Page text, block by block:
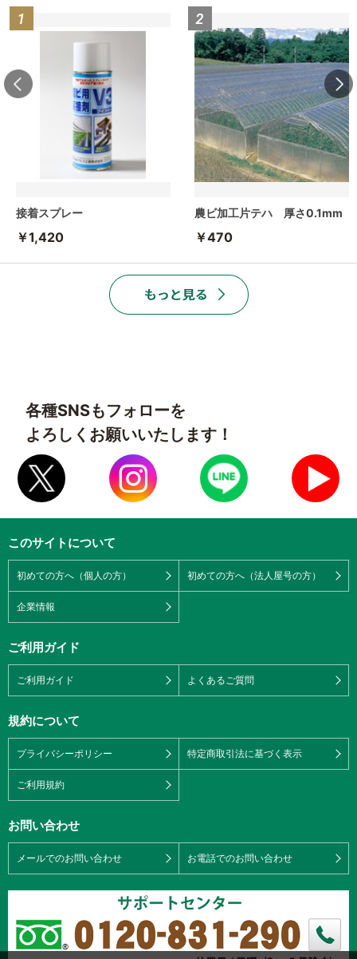
接着スプレー
￥1,420
農ビ加工片テハ 厚さ0.1mm
￥470
各種SNSもフォローを
よろしくお願いいたします！
このサイトについて
初めての方へ（個人の方） 初めての方へ（法人屋号の方）
企業情報
ご利用ガイド
ご利用ガイド よくあるご質問
規約について
プライバシーポリシー 特定商取引法に基づく表示
ご利用規約
お問い合わせ
メールでのお問い合わせ お電話でのお問い合わせ